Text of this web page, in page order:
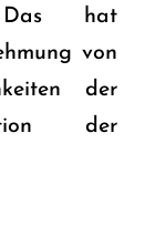
Das hat
von
der
der